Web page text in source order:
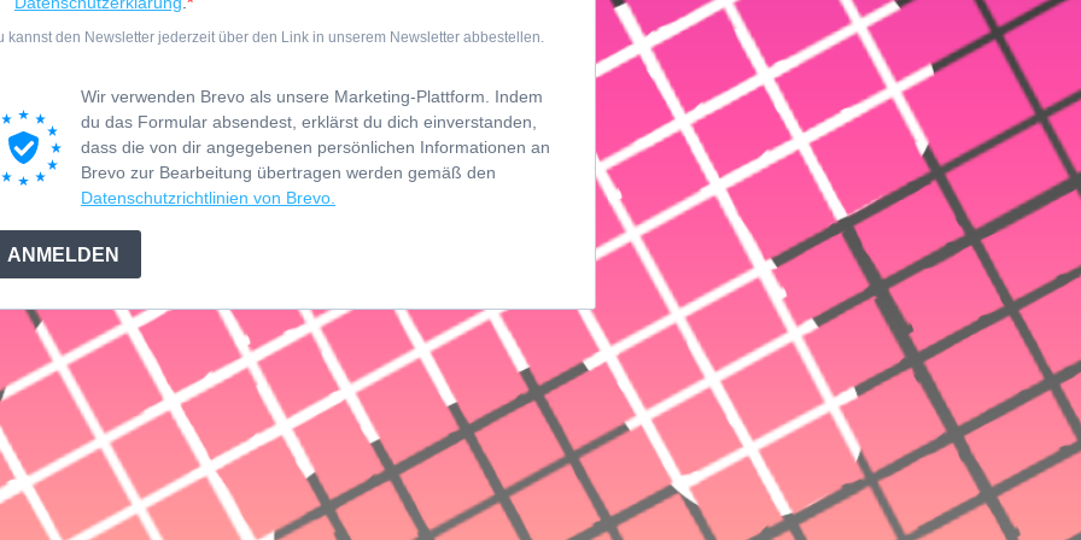
kannst den Newsletter jederzeit über den Link in unserem Newsletter abbestellen.
Wir verwenden Brevo als unsere Marketing-Plattform. Indem
du das Formular absendest, erklärst du dich einverstanden,
dass die von dir angegebenen persönlichen Informationen an
Brevo zur Bearbeitung übertragen werden gemäß den
Datenschutzrichtlinien von Brevo.
ANMELDEN